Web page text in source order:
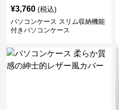
¥3,760 (税込)
パソコンケース スリム収納機能
付きパソコンケース